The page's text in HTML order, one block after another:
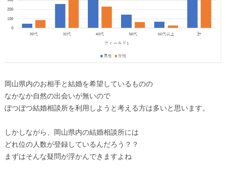
岡山県内のお相手と結婚を希望しているものの
なかなか自然の出会いが無いので
ぼつぼつ結婚相談所を利用しようと考える方は多いと思います。
しかしながら、岡山県内の結婚相談所には
どれ位の人数が登録しているんだろう？？
まずはそんな疑問が浮かんできますよね